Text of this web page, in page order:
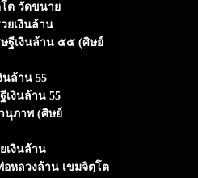
ต วัดขนาย
ยเงินล้าน
ฐีเงินล้าน ๕๕ (ศิษย์
นล้าน 55
เงินล้าน 55
นุภาพ (ศิษย์
เงินล้าน
หลวงล้าน เขมจิตฺโต